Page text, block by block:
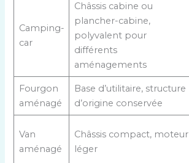
Camping-
car
Châssis cabine ou
plancher-cabine,
polyvalent pour
différents
aménagements
Fourgon
aménagé
Base d’utilitaire, structure
d’origine conservée
Van
aménagé
Châssis compact, moteur
léger